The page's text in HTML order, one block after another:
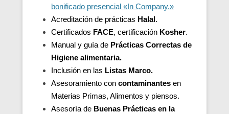
bonificado presencial «In Company.»
Acreditación de prácticas Halal.
Certificados FACE, certificación Kosher.
Manual y guía de Prácticas Correctas de
Higiene alimentaria.
Inclusión en las Listas Marco.
Asesoramiento con contaminantes en
Materias Primas, Alimentos y piensos.
Asesoría de Buenas Prácticas en la